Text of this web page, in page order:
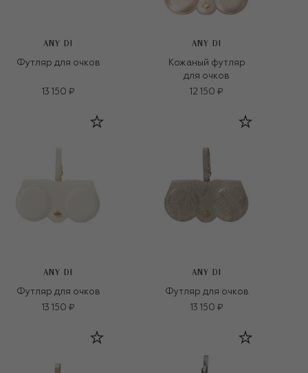
ANY DI
Футляр для очков
13 150 ₽
ANY DI
Кожаный футляр
для очков
12 150 ₽
ANY DI
Футляр для очков
13 150 ₽
ANY DI
Футляр для очков
13 150 ₽